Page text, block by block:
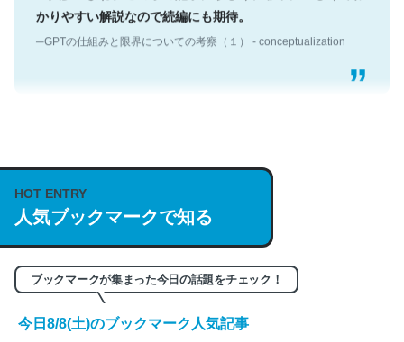
かりやすい解説なので続編にも期待。
─GPTの仕組みと限界についての考察（１） - conceptualization
説してる記事が少ないので貴重な良記事。/続編来た
https://isobe324649.hatenablog.com/entry/2023/03/27
/064121
─GPTの仕組みと限界についての考察（１） - conceptualization
HOT ENTRY
人気ブックマークで知る
ブックマークが集まった今日の話題をチェック！
今日8/8(土)のブックマーク人気記事